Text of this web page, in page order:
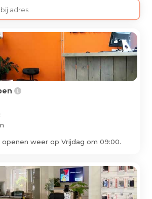
openen weer op Vrijdag om 09:00.